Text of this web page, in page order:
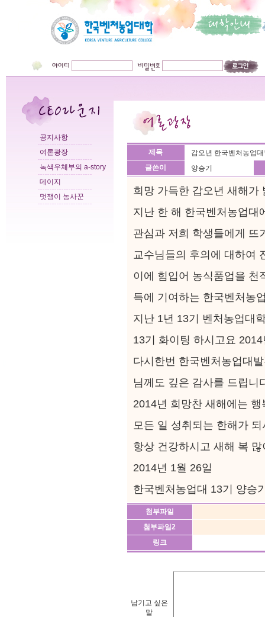
공지사항
여론광장
녹색우체부의 a-story
데이지
멋쟁이 농사꾼
제목
갑오년 한국벤처농업
글쓴이
양승기
희망 가득한 갑오년 새해가
지난 한 해 한국벤처농업대
관심과 저희 학생들에게 뜨
교수님들의 후의에 대하여
이에 힘입어 농식품업을 천
득에 기여하는 한국벤처농
지난 1년 13기 벤처농업대
13기 화이팅 하시고요
다시한번 한국벤처농업대
님께도 깊은 감사를 드립니
2014년 희망찬 새해에는
모든 일 성취되는 한해가
항상 건강하시고 새해 복
2014년 1월 26일
한국벤처농업대 13기 양승
첨부파일
첨부파일2
링크
남기고 싶은
말